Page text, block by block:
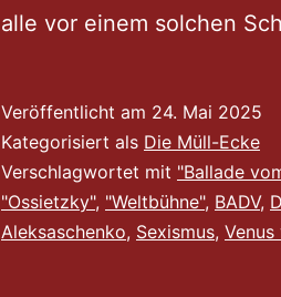
alle vor einem solchen
Veröffentlicht am 24. Mai 2025
Kategorisiert als Die Müll-Ecke
Verschlagwortet mit "Ballade
"Ossietzky", "Weltbühne", BADV,
Aleksaschenko, Sexismus,